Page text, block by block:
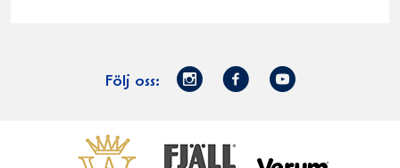
Följ oss:
Norrmejerier
Facebook
Youtube
VästerbottensostFjällfil